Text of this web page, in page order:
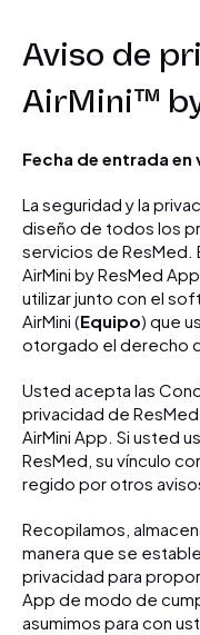
Aviso de
AirMini™
Fecha de entrada en
La seguridad y la
diseño de todos los
servicios de ResMed.
AirMini by ResMed
utilizar junto con el
AirMini (Equipo) que
otorgado el derecho
Usted acepta las
privacidad de
AirMini App. Si usted
ResMed, su vínculo
regido por otros
Recopilamos,
manera que se
privacidad para
App de modo de
asumimos para con